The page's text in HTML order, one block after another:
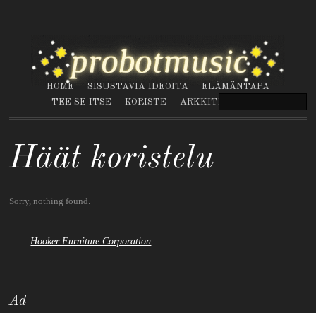
HOME SISUSTAVIA IDEOITA
ELÄMÄNTAPA
TEE SE ITSE
KORISTE ARKKITEHTUURI
Häät koristelu
Sorry, nothing found.
Hooker Furniture Corporation
Ad